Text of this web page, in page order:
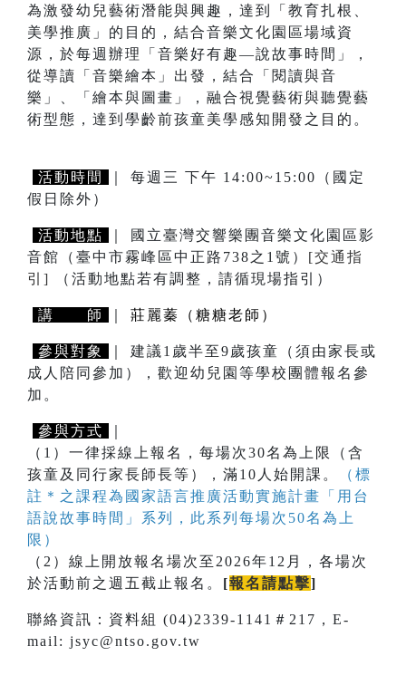
為激發幼兒藝術潛能與興趣，達到「教育扎根、
美學推廣」的目的，結合音樂文化園區場域資
源，於每週辦理「音樂好有趣—說故事時間」，
從導讀「音樂繪本」出發，結合「閱讀與音
樂」、「繪本與圖畫」，融合視覺藝術與聽覺藝
術型態，達到學齡前孩童美學感知開發之目的。
活動時間
｜ 每週三 下午 14:00~15:00（國定
假日除外）
活動地點
｜ 國立臺灣交響樂團音樂文化園區影
音館（臺中市霧峰區中正路738之1號） [交通指
引]
（活動地點若有調整，請循現場指引）
講 師 莊麗蓁（糖糖老師）
參與對象
｜ 建議1歲半至9歲孩童（須由家長或
成人陪同參加），歡迎幼兒園等學校團體報名參
加。
參與方式
（1）一律採線上報名，每場次30名為上限（含
孩童及同行家長師長等），滿10人始開課。
（標
註＊之課程為國家語言推廣活動實施計畫「用台
語說故事時間」系列，此系列每場次50名為上
限）
（2）線上開放報名場次至2026年12月，各場次
於活動前之週五截止報名。 [報名請點擊]
聯絡資訊：資料組 (04)2339-1141＃217，E-
mail: jsyc@ntso.gov.tw